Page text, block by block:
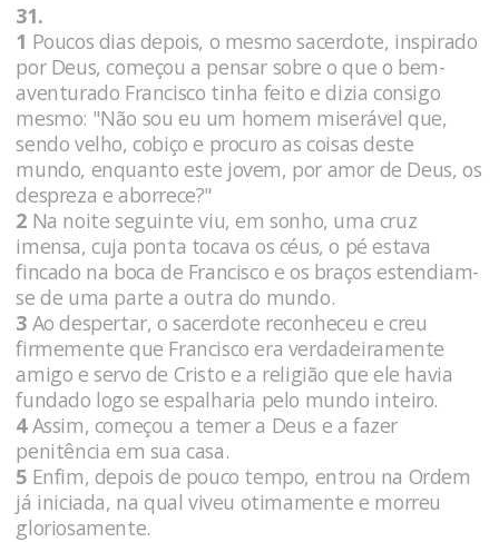
31.
1 Poucos dias depois, o mesmo sacerdote, inspirado
por Deus, começou a pensar sobre o que o bem-
aventurado Francisco tinha feito e dizia consigo
mesmo: "Não sou eu um homem miserável que,
sendo velho, cobiço e procuro as coisas deste
mundo, enquanto este jovem, por amor de Deus, os
despreza e aborrece?"
2 Na noite seguinte viu, em sonho, uma cruz
imensa, cuja ponta tocava os céus, o pé estava
fincado na boca de Francisco e os braços estendiam-
se de uma parte a outra do mundo.
3 Ao despertar, o sacerdote reconheceu e creu
firmemente que Francisco era verdadeiramente
amigo e servo de Cristo e a religião que ele havia
fundado logo se espalharia pelo mundo inteiro.
4Assim, começou a temer a Deus e a fazer
penitência em sua casa.
5 Enfim, depois de pouco tempo, entrou na Ordem
já iniciada, na qual viveu otimamente e morreu
gloriosamente.